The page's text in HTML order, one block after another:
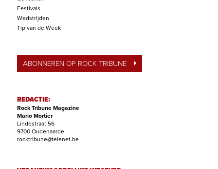
Festivals
Wedstrijden
Tip van de Week
ABONNEREN OP ROCK TRIBUNE
REDACTIE:
Rock Tribune Magazine
Mario Mortier
Lindestraat 56
9700 Oudenaarde
rocktribune@telenet.be